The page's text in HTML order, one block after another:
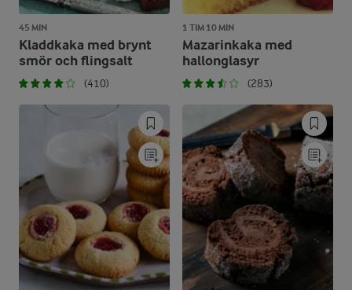
45 MIN
Kladdkaka med brynt
smör och flingsalt
(410)
1 TIM 10 MIN
Mazarinkaka med
hallonglasyr
(283)